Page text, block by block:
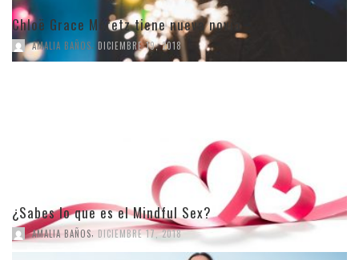
Chloë Grace Moretz tiene nueva novia
AMALIA BAÑOS DICIEMBRE 19, 2018
¿Sabes lo que es el Mindful Sex?
AMALIA BAÑOS DICIEMBRE 17, 2018